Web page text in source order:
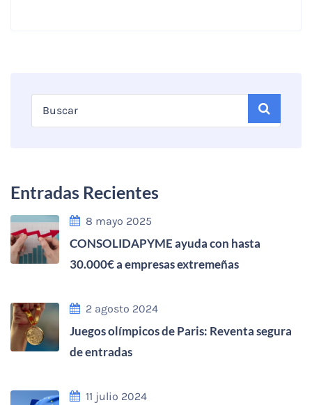
Entradas Recientes
8 mayo 2025
CONSOLIDAPYME ayuda con hasta
30.000€ a empresas extremeñas
2 agosto 2024
Juegos olímpicos de Paris: Reventa segura
de entradas
11 julio 2024